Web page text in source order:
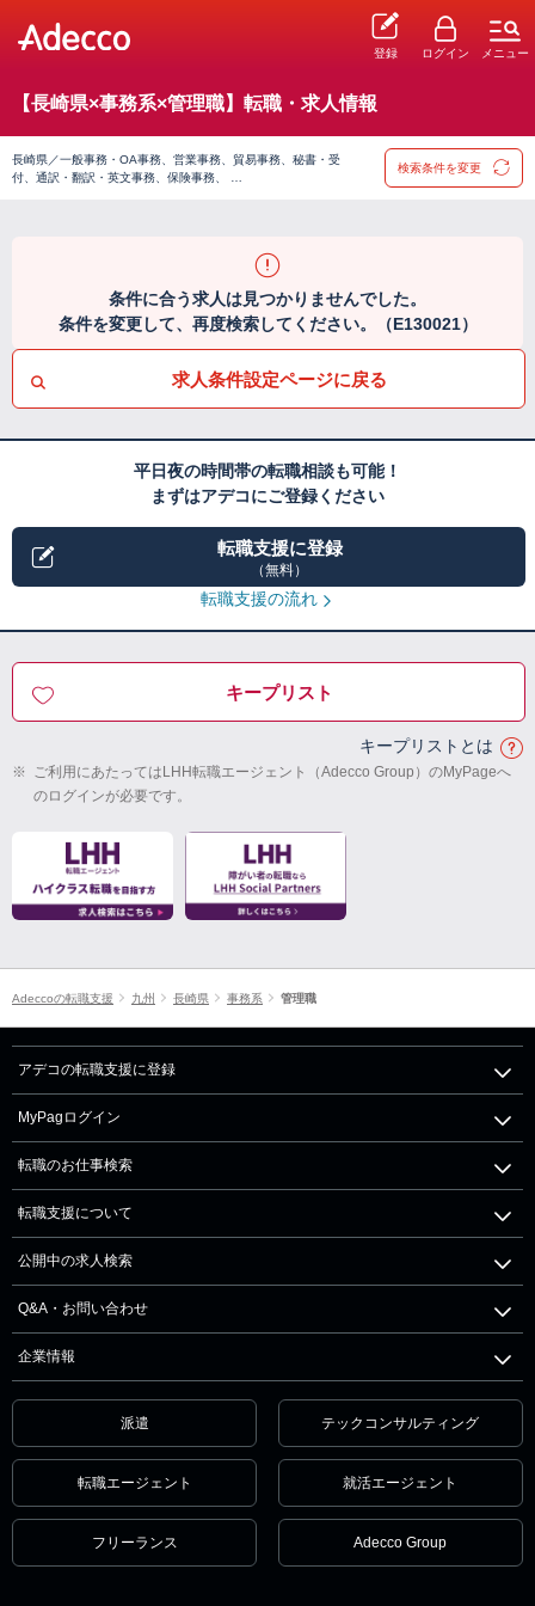
登録 ログイン メニュー
【長崎県×事務系×管理職】転職・求人情報
長崎県／一般事務・OA事務、営業事務、貿易事務、秘書・受
付、通訳・翻訳・英文事務、保険事務、 …
検索条件を変更
条件に合う求人は見つかりませんでした。
条件を変更して、再度検索してください。（E130021）
求人条件設定ページに戻る
平日夜の時間帯の転職相談も可能！
まずはアデコにご登録ください
転職支援に登録
（無料）
転職支援の流れ
キープリスト
キープリストとは
※ ご利用にあたってはLHH転職エージェント（Adecco Group）のMyPageへ
のログインが必要です。
Adeccoの転職支援 九州 長崎県 事務系 管理職
アデコの転職支援に登録
MyPagログイン
転職のお仕事検索
転職支援について
公開中の求人検索
Q&A・お問い合わせ
企業情報
派遣 テックコンサルティング
転職エージェント 就活エージェント
フリーランス Adecco Group